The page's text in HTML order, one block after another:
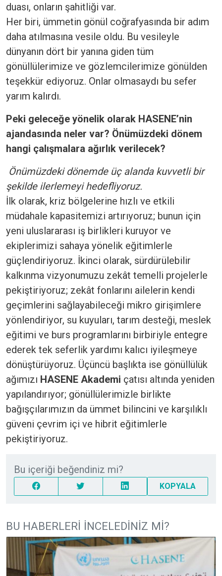
duası, onların şahitliği var.
Her biri, ümmetin gönül coğrafyasında bir adım
daha atılmasına vesile oldu. Bu vesileyle
dünyanın dört bir yanına giden tüm
gönüllülerimize ve gözlemcilerimize gönülden
teşekkür ediyoruz. Onlar olmasaydı bu sefer
yarım kalırdı.
Peki geleceğe yönelik olarak HASENE’nin
ajandasında neler var? Önümüzdeki dönem
hangi çalışmalara ağırlık verilecek?
Önümüzdeki dönemde üç alanda kuvvetli bir
şekilde ilerlemeyi hedefliyoruz.
İlk olarak, kriz bölgelerine hızlı ve etkili
müdahale kapasitemizi artırıyoruz; bunun için
yeni uluslararası iş birlikleri kuruyor ve
ekiplerimizi sahaya yönelik eğitimlerle
güçlendiriyoruz. İkinci olarak, sürdürülebilir
kalkınma vizyonumuzu zekât temelli projelerle
pekiştiriyoruz; zekât fonlarını ailelerin kendi
geçimlerini sağlayabileceği mikro girişimlere
yönlendiriyor, su kuyuları, tarım desteği, meslek
eğitimi ve burs programlarını birbiriyle entegre
ederek tek seferlik yardımı kalıcı iyileşmeye
dönüştürüyoruz. Üçüncü başlıkta ise gönüllülük
ağımızı HASENE Akademi çatısı altında yeniden
yapılandırıyor; gönüllülerimizle birlikte
bağışçılarımızın da ümmet bilincini ve karşılıklı
güveni çevrim içi ve hibrit eğitimlerle
pekiştiriyoruz.
Bu içeriği beğendiniz mi?
KOPYALA
BU HABERLERI İNCELEDINIZ MI?